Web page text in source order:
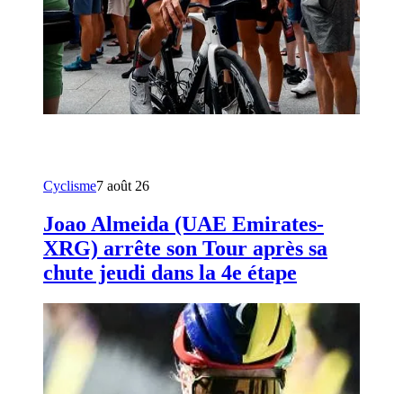
Cyclisme7 août 26
Joao Almeida (UAE Emirates-
XRG) arrête son Tour après sa
chute jeudi dans la 4e étape